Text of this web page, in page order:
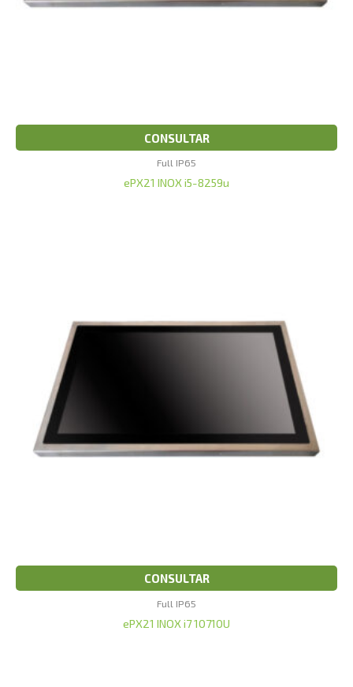
CONSULTAR
Full IP65
ePX21 INOX i5-8259u
CONSULTAR
Full IP65
ePX21 INOX i7 10710U